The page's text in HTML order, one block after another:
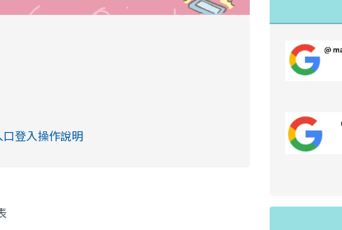
link to https://eliteracy.edu.tw/Shorts/xiaohongshu.html
eliteracy.edu.tw/Shorts/xiaohongshu.html
登入操作說明
link to https://eliteracy.edu.tw/Shorts/xiaohongshu.html